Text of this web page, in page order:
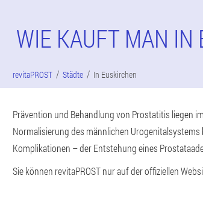
WIE KAUFT MAN IN
revitaPROST Städte In Euskirchen
Prävention und Behandlung von Prostatitis liegen
Normalisierung des männlichen
Komplikationen – der Entstehung eines
Sie können revitaPROST nur auf der offiziellen